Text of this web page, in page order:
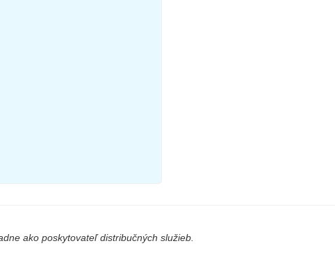
ako poskytovateľ distribučných služieb.